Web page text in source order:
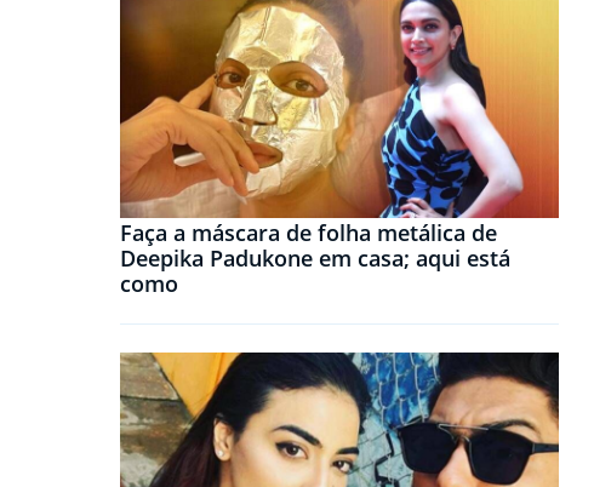
Faça a máscara de folha metálica de
Deepika Padukone em casa; aqui está
como